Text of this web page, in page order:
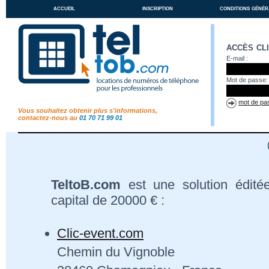
accueil inscription conditions
Vous souhaitez obtenir plus s'informations,
contactez-nous au 01 70 71 99 01
accès
E-mail :
Mot de passe:
mot de
TeltoB.com est une solution
capital de 20000 € :
Clic-event.com
Chemin du Vignoble